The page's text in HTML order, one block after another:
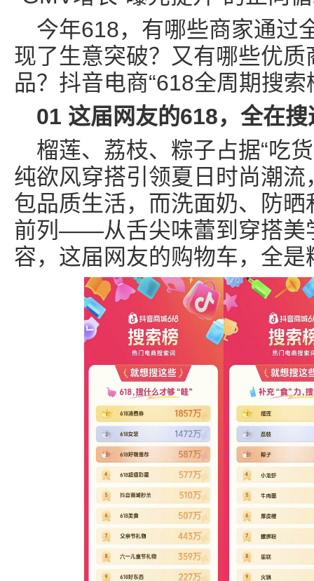
今年618，有哪些商家通过
现了生意突破？又有哪些优
品？抖音电商“618全周期搜索
01 这届网友的618，全在搜
榴莲、荔枝、粽子占据“吃
纯欲风穿搭引领夏日时尚潮
包品质生活，而洗面奶、防
前列——从舌尖味蕾到穿搭美
容，这届网友的购物车，全